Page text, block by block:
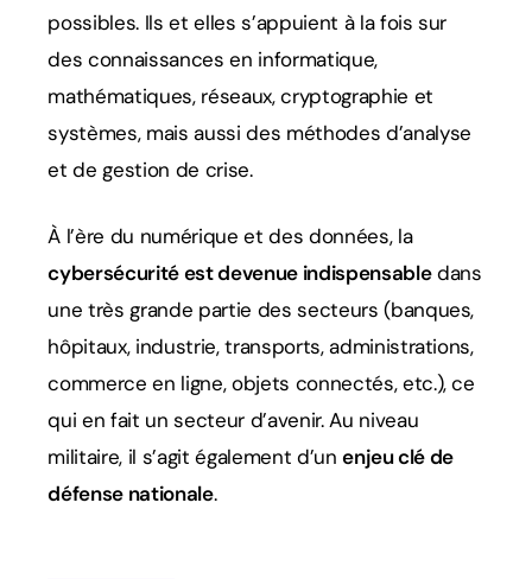
possibles. Ils et elles s’appuient à la fois sur
des connaissances en informatique,
mathématiques, réseaux, cryptographie et
systèmes, mais aussi des méthodes d’analyse
et de gestion de crise.
À l’ère du numérique et des données, la
cybersécurité est devenue indispensabledans
une très grande partie des secteurs (banques,
hôpitaux, industrie, transports, administrations,
commerce en ligne, objets connectés, etc.), ce
qui en fait un secteur d’avenir. Au niveau
militaire, il s’agit également d’unenjeu clé de
défense nationale.